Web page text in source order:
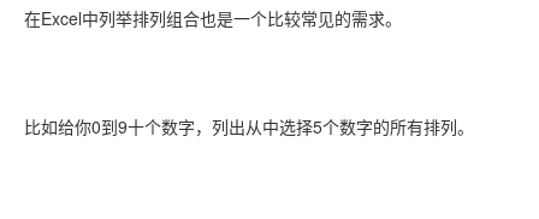
C#
在Excel中列举排列组合也是一个比较常见的需求。
比如给你0到9十个数字，列出从中选择5个数字的所有排列。